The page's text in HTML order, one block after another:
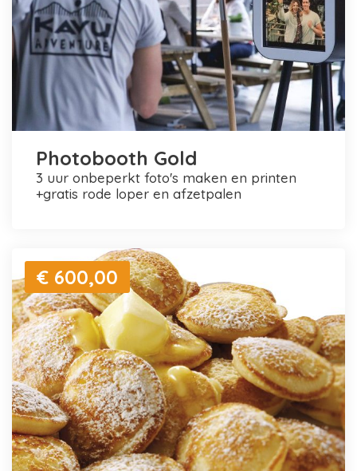
Photobooth Gold
3 uur onbeperkt foto's maken en printen
+gratis rode loper en afzetpalen
€ 600,00